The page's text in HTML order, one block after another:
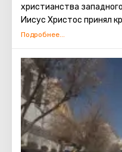
христианства
Иисус Христос принял
Крестителя.
подножия горы Хермон,
Кинерет и впадает в
когда-то долина реки
прибрежных заводях
Неоднократно
Некогда река отделяла
обетованной, куда